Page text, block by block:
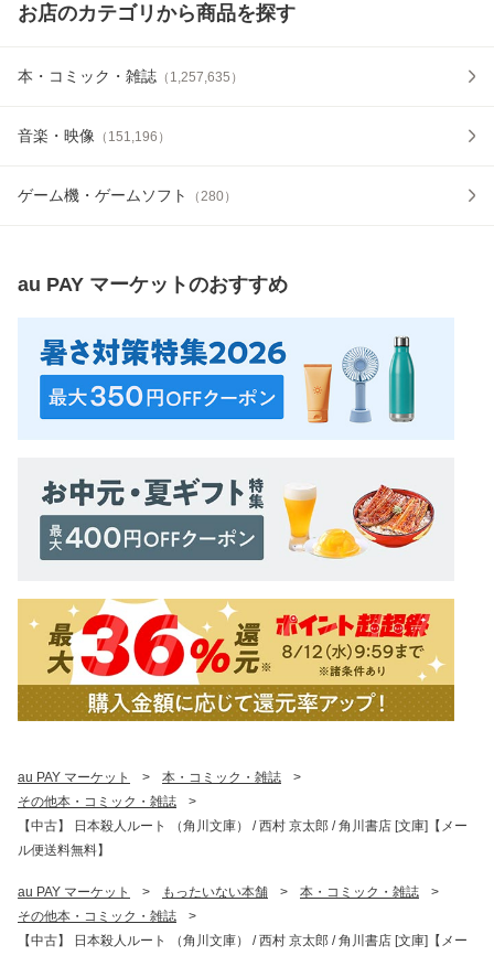
お店のカテゴリから商品を探す
本・コミック・雑誌 （ 1,257,635 ）
音楽・映像 （ 151,196 ）
ゲーム機・ゲームソフト （280）
au PAY マーケットのおすすめ
au PAY マーケット > 本・コミック・雑誌
>
その他本・コミック・雑誌
>
【中古】 日本殺人ルート （角川文庫） / 西村 京太郎 / 角川書店 [文庫]【メー
ル便送料無料】
au PAY マーケット > もったいない本舗 > 本・コミック・雑誌
>
その他本・コミック・雑誌
>
【中古】 日本殺人ルート （角川文庫） / 西村 京太郎 / 角川書店 [文庫]【メー